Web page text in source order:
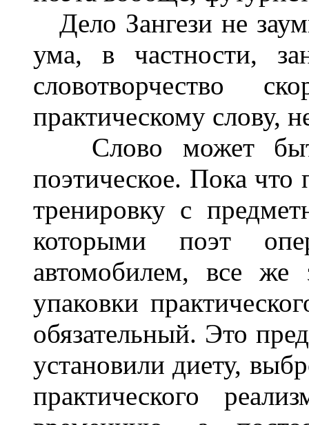
Дело Зангези не
ума, в частности,
словотворчество
практическому слову,
Слово может
поэтическое. Пока
тренировку с
которыми поэт
автомобилем, все же
упаковки
обязательный. Это
установили диету,
практического